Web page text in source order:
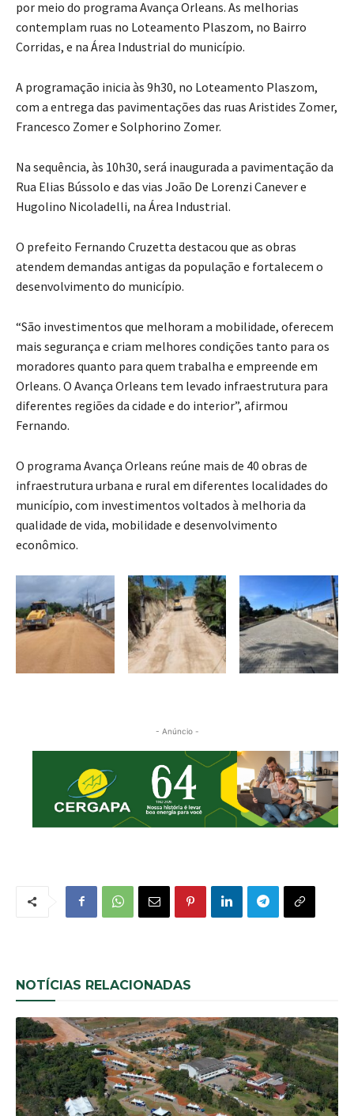
por meio do programa Avança Orleans. As melhorias
contemplam ruas no Loteamento Plaszom, no Bairro
Corridas, e na Área Industrial do município.
A programação inicia às 9h30, no Loteamento Plaszom,
com a entrega das pavimentações das ruas Aristides Zomer,
Francesco Zomer e Solphorino Zomer.
Na sequência, às 10h30, será inaugurada a pavimentação da
Rua Elias Bússolo e das vias João De Lorenzi Canever e
Hugolino Nicoladelli, na Área Industrial.
O prefeito Fernando Cruzetta destacou que as obras
atendem demandas antigas da população e fortalecem o
desenvolvimento do município.
“São investimentos que melhoram a mobilidade, oferecem
mais segurança e criam melhores condições tanto para os
moradores quanto para quem trabalha e empreende em
Orleans. O Avança Orleans tem levado infraestrutura para
diferentes regiões da cidade e do interior”, afirmou
Fernando.
O programa Avança Orleans reúne mais de 40 obras de
infraestrutura urbana e rural em diferentes localidades do
município, com investimentos voltados à melhoria da
qualidade de vida, mobilidade e desenvolvimento
econômico.
- Anúncio -
NOTÍCIAS RELACIONADAS